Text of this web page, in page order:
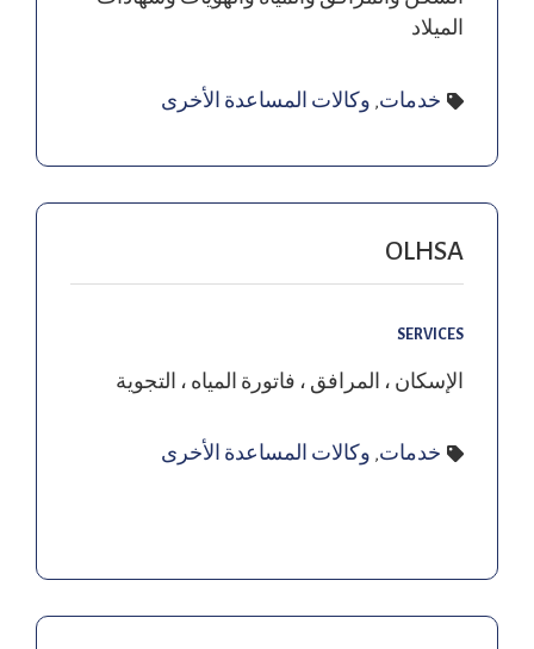
الميلاد
خدمات, وكالات المساعدة الأخرى
OLHSA
SERVICES
الإسكان ، المرافق ، فاتورة المياه ، التجوية
خدمات, وكالات المساعدة الأخرى